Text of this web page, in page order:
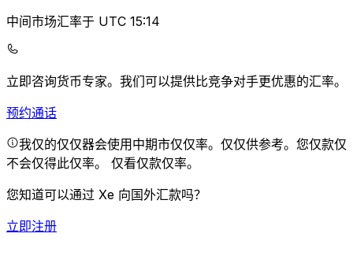
中间市场汇率于 UTC 15:14
立即咨询货币专家。 我们可以提供比竞争对手更优惠的汇率。
预约通话
我仅的仅仅器会使用中期市仅仅率。仅仅供参考。您仅款仅
不会仅得此仅率。 仅看仅款仅率。
您知道可以通过 Xe 向国外汇款吗？
立即注册